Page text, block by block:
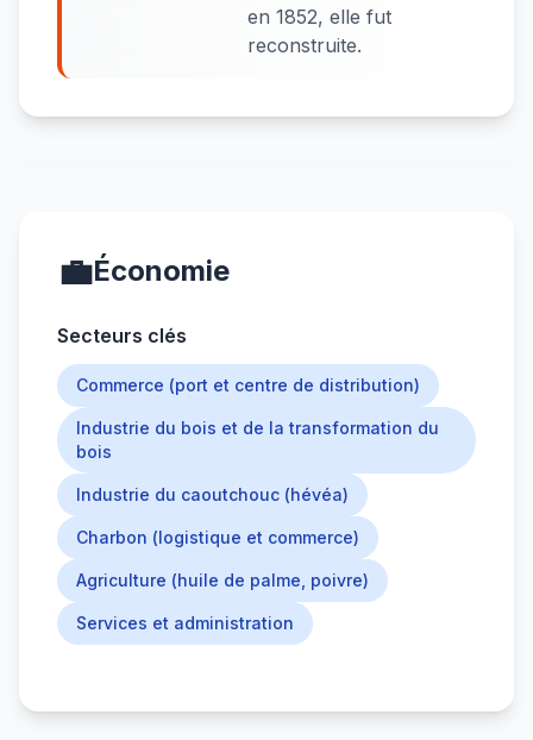
en 1852, elle fut
reconstruite.
💼Économie
Secteurs clés
Commerce (port et centre de distribution)
Industrie du bois et de la transformation du
bois
Industrie du caoutchouc (hévéa)
Charbon (logistique et commerce)
Agriculture (huile de palme, poivre)
Services et administration